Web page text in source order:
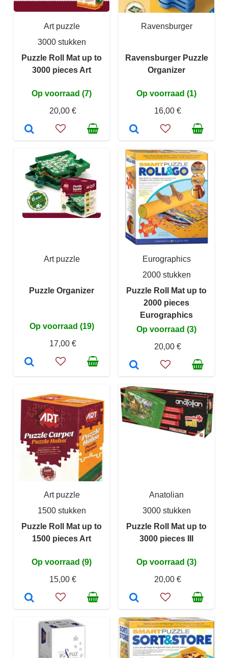
Art puzzle
3000 stukken
Puzzle Roll Mat up to
3000 pieces Art
Op voorraad (7)
20,00 €
Ravensburger
Ravensburger Puzzle
Organizer
Op voorraad (1)
16,00 €
Art puzzle
Puzzle Organizer
Op voorraad (19)
17,00 €
Eurographics
2000 stukken
Puzzle Roll Mat up to
2000 pieces
Eurographics
Op voorraad (3)
20,00 €
Art puzzle
1500 stukken
Puzzle Roll Mat up to
1500 pieces Art
Op voorraad (9)
15,00 €
Anatolian
3000 stukken
Puzzle Roll Mat up to
3000 pieces III
Op voorraad (3)
20,00 €